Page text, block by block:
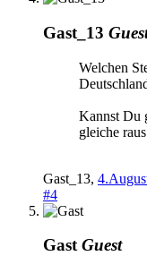
Gast_13
Welchen
Kannst Du
gleiche
Gast_13,
#4
Gast Guest